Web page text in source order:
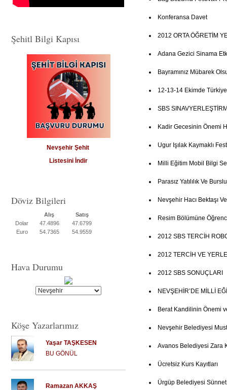
Şehitl Bilgi Kapısı
Nevşehir Şehit
Listesini İndir
Döviz Bilgileri
Alış
Satış
Dolar
47.4896
47.6799
Euro
54.7365 54.9559
Hava Durumu
Köşe Yazarlarımız
Yaşar TAŞKESEN
BU GÖNÜL
Ramazan AKKAŞ
Konferansa Davet
2012 ORTA ÖĞRETİM
Adana Gezici Sinama
Bayramınız Mübarek
12-13-14 Ekimde
SBS
Kadir Gecesinin Önemi
Ugur Işılak Kaymaklı
Milli Eğitim Mobil Bilgi
Parasız Yatılılık Ve
Nevşehir Hacı Bektaşı
Resim Bölümüne
2012 SBS TERCİH
2012 TERCİH VE
2012 SBS SONUÇLARI
NEVŞEHİR’DE MİLLİ
Berat Kandilinin Önemi
Nevşehir Belediyesi
Avanos Belediyesi Zara
Ücretsiz Kurs Kayıtları
Ürgüp Belediyesi